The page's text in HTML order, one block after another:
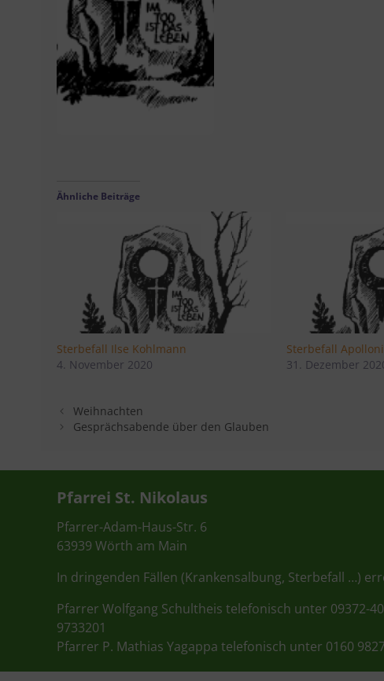
Ähnliche Beiträge
Sterbefall Ilse Kohlmann
4. November 2020
Sterbefall
31. Dezember
Weihnachten
Gesprächsabende über den Glauben
Pfarrei St. Nikolaus
Pfarrer-Adam-Haus-Str. 6
63939 Wörth am Main
In dringenden Fällen (Krankensalbung, Sterbefall …)
Pfarrer Wolfgang Schultheis telefonisch unter 09372-
9733201
Pfarrer P. Mathias Yagappa telefonisch unter 0160